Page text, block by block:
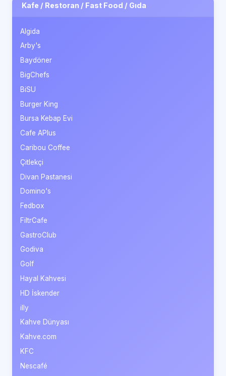
Kafe / Restoran / Fast Food / Gıda
Algida
Arby's
Baydöner
BigChefs
BiSU
Burger King
Bursa Kebap Evi
Cafe APlus
Caribou Coffee
Çitlekçi
Divan Pastanesi
Domino's
Fedbox
FiltrCafe
GastroClub
Godiva
Golf
Hayal Kahvesi
HD İskender
illy
Kahve Dünyası
Kahve.com
KFC
Nescafé